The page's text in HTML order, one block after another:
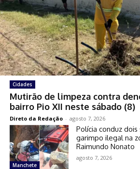
Cidades
Mutirão de limpeza contra
bairro Pio XII neste sábado (8)
Direto da Redação - agosto 7, 2026
Manchete
Polícia conduz
garimpo ilegal na
Raimundo Nonato
agosto 7, 2026